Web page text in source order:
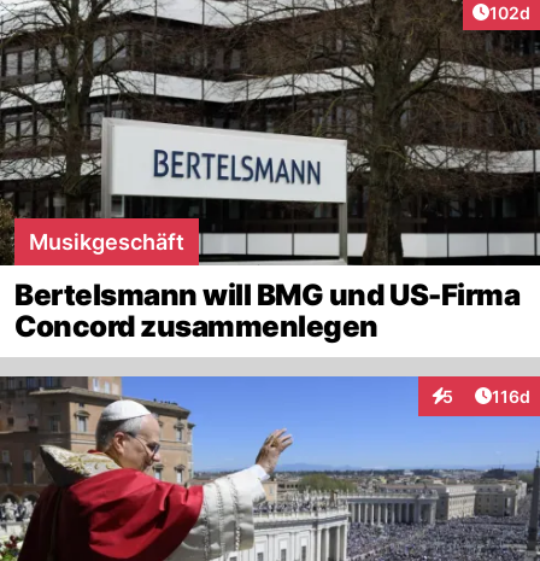
102d
Musikgeschäft
Bertelsmann will BMG und US-Firma
Concord zusammenlegen
5
Interaktionen
116d